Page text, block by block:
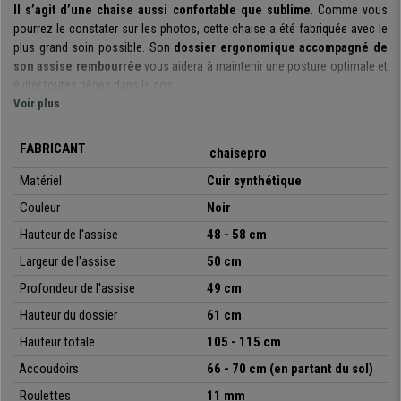
Il s’agit d’une chaise aussi confortable que sublime. Comme vous
pourrez le constater sur les photos, cette chaise a été fabriquée avec le
plus grand soin possible. Son dossier ergonomique accompagné de
son assise rembourrée vous aidera à maintenir une posture optimale et
éviter toutes gênes dans le dos.
différentes couleurs
, pour que vous puissiez trouver celle qui
correspond le mieux à votre espace de travail. Elle est également
Les matériaux utilisés pour sa fabrication sont de première qualité
effet, son piétement en métal chroméqui, en plus d’apporter une
touche stylée, garantit un maximum de stabilité. La même chose pour les
chromage et inserts en cuir.
pouvez activer très facilement ce système en actionnant son levier vers
l’extérieur de la chaise. Si vous répétez la même action à l’inverse (levier
Voir plus
FABRICANT
chaisepro
Matériel
Cuir synthétique
Couleur
Noir
Hauteur de l'assise
48 - 58 cm
Largeur de l'assise
50 cm
Profondeur de l'assise
49 cm
Hauteur du dossier
61 cm
Hauteur totale
105 - 115 cm
Accoudoirs
66 - 70 cm (en partant du sol)
Roulettes
11 mm